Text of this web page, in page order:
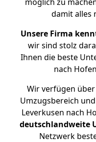
damit alles
Unsere Firma
wir sind stolz
Ihnen die beste
nach
Wir verfügen über
Umzugsbereich
Leverkusen nach
deutschlandweite
Netzwerk